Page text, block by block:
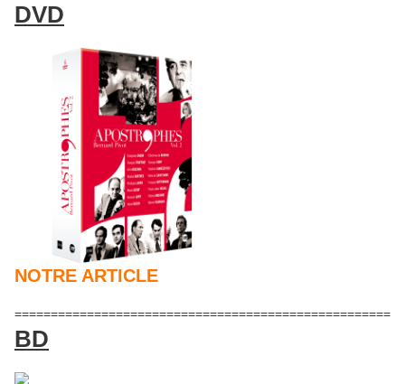
DVD
NOTRE ARTICLE
====================================================
BD